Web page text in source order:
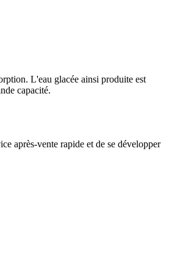
L'eau glacée ainsi produite est
capacité.
après-vente rapide et de se développer